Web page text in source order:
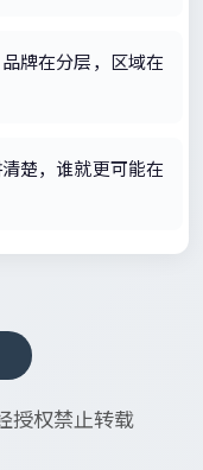
牌在分层，区域在
楚，谁就更可能在
授权禁止转载